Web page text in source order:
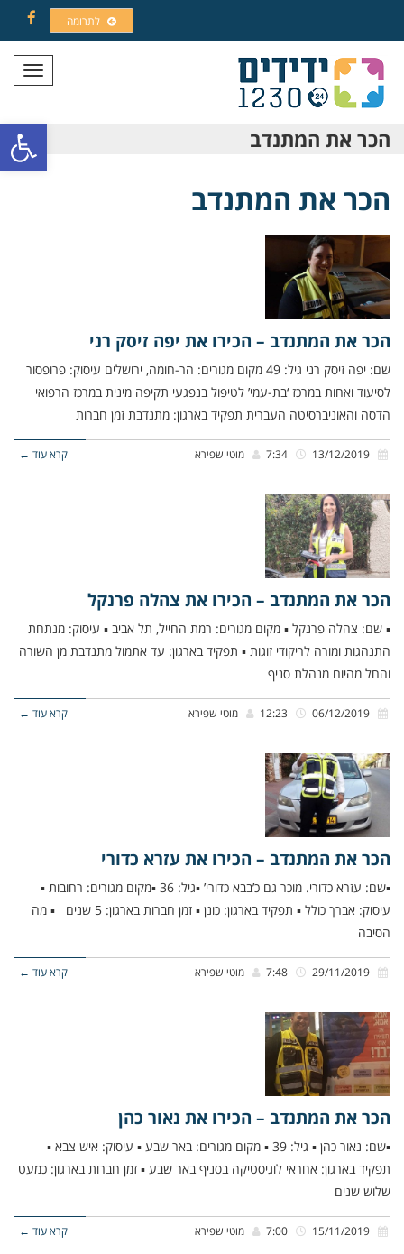
פתח
לתרומה
תפריט
הכר את המתנדב
הכר את המתנדב
הכר את המתנדב – הכירו את יפה זיסק רני
שם: יפה זיסק רני גיל: 49 מקום מגורים: הר-חומה, ירושלים עיסוק: פרופסור
לסיעוד ואחות במרכז ‘בת-עמי’ לטיפול בנפגעי תקיפה מינית במרכז הרפואי
הדסה והאוניברסיטה העברית תפקיד בארגון: מתנדבת זמן חברות
מוטי שפירא קרא עוד ←
הכר את המתנדב – הכירו את צהלה פרנקל
▪ שם: צהלה פרנקל ▪ מקום מגורים: רמת החייל, תל אביב ▪ עיסוק: מנתחת
התנהגות ומורה לריקודי זוגות ▪ תפקיד בארגון: עד אתמול מתנדבת מן השורה
והחל מהיום מנהלת סניף
מוטי שפירא קרא עוד ←
הכר את המתנדב – הכירו את עזרא כדורי
▪שם: עזרא כדורי. מוכר גם כ’בבא כדורי’ ▪גיל: 36 ▪מקום מגורים: רחובות ▪
עיסוק: אברך כולל ▪ תפקיד בארגון: כונן ▪ זמן חברות בארגון: 5 שנים ▪ מה
הסיבה
מוטי שפירא קרא עוד ←
הכר את המתנדב – הכירו את נאור כהן
▪שם: נאור כהן ▪ גיל: 39 ▪ מקום מגורים: באר שבע ▪ עיסוק: איש צבא ▪
תפקיד בארגון: אחראי לוגיסטיקה בסניף באר שבע ▪ זמן חברות בארגון: כמעט
שלוש שנים
מוטי שפירא קרא עוד ←